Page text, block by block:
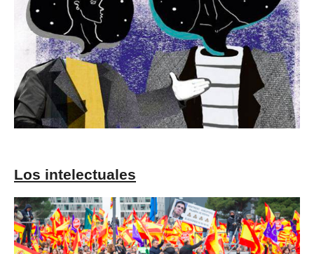
Los intelectuales